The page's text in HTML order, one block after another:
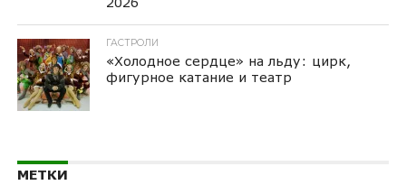
ГАСТРОЛИ
«Холодное сердце» на льду: цирк,
фигурное катание и театр
МЕТКИ